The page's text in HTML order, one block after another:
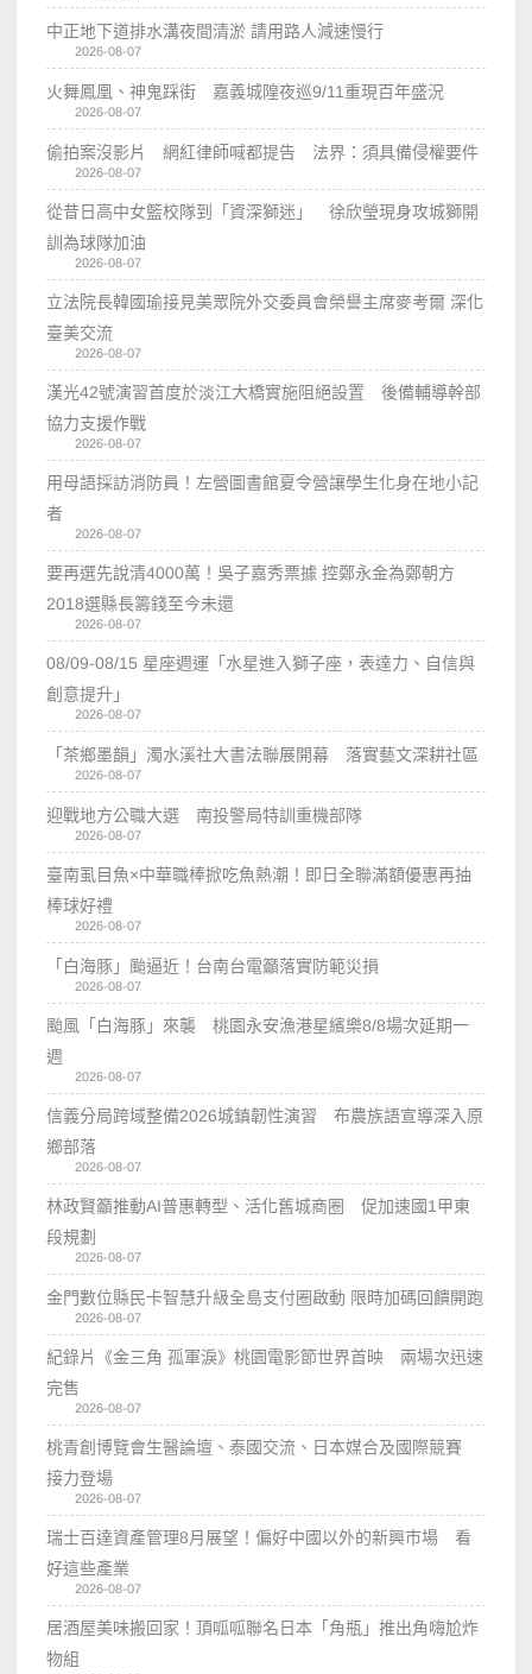
中正地下道排水溝夜間清淤 請用路人減速慢行
2026-08-07
火舞鳳凰、神鬼踩街 嘉義城隍夜巡9/11重現百年盛況
2026-08-07
偷拍案沒影片 網紅律師喊都提告 法界：須具備侵權要件
2026-08-07
從昔日高中女籃校隊到「資深獅迷」 徐欣瑩現身攻城獅開
訓為球隊加油
2026-08-07
立法院長韓國瑜接見美眾院外交委員會榮譽主席麥考爾 深化
臺美交流
2026-08-07
漢光42號演習首度於淡江大橋實施阻絕設置 後備輔導幹部
協力支援作戰
2026-08-07
用母語採訪消防員！左營圖書館夏令營讓學生化身在地小記
者
2026-08-07
要再選先說清4000萬！吳子嘉秀票據 控鄭永金為鄭朝方
2018選縣長籌錢至今未還
2026-08-07
08/09-08/15 星座週運「水星進入獅子座，表達力、自信與
創意提升」
2026-08-07
「茶鄉墨韻」濁水溪社大書法聯展開幕 落實藝文深耕社區
2026-08-07
迎戰地方公職大選 南投警局特訓重機部隊
2026-08-07
臺南虱目魚×中華職棒掀吃魚熱潮！即日全聯滿額優惠再抽
棒球好禮
2026-08-07
「白海豚」颱逼近！台南台電籲落實防範災損
2026-08-07
颱風「白海豚」來襲 桃園永安漁港星繽樂8/8場次延期一
週
2026-08-07
信義分局跨域整備2026城鎮韌性演習 布農族語宣導深入原
鄉部落
2026-08-07
林政賢籲推動AI普惠轉型、活化舊城商圈 促加速國1甲東
段規劃
2026-08-07
金門數位縣民卡智慧升級全島支付圈啟動 限時加碼回饋開跑
2026-08-07
紀錄片《金三角 孤軍淚》桃園電影節世界首映 兩場次迅速
完售
2026-08-07
桃青創博覽會生醫論壇、泰國交流、日本媒合及國際競賽
接力登場
2026-08-07
瑞士百達資產管理8月展望！偏好中國以外的新興市場 看
好這些產業
2026-08-07
居酒屋美味搬回家！頂呱呱聯名日本「角瓶」推出角嗨尬炸
物組